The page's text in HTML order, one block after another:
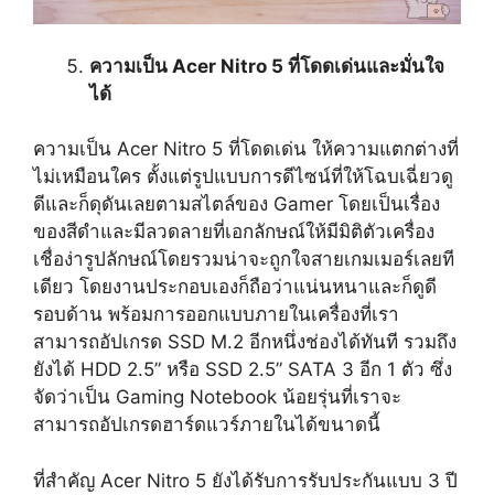
ความเป็น Acer Nitro 5 ที่โดดเด่นและมั่นใจ
ได้
ความเป็น Acer Nitro 5 ที่โดดเด่น ให้ความแตกต่างที่
ไม่เหมือนใคร ตั้งแต่รูปแบบการดีไซน์ที่ให้โฉบเฉี่ยวดู
ดีและก็ดุดันเลยตามสไตล์ของ Gamer โดยเป็นเรื่อง
ของสีดำและมีลวดลายที่เอกลักษณ์ให้มีมิติตัวเครื่อง
เชื่อง่ารูปลักษณ์โดยรวมน่าจะถูกใจสายเกมเมอร์เลยที
เดียว โดยงานประกอบเองก็ถือว่าแน่นหนาและก็ดูดี
รอบด้าน พร้อมการออกแบบภายในเครื่องที่เรา
สามารถอัปเกรด SSD M.2 อีกหนึ่งช่องได้ทันที รวมถึง
ยังได้ HDD 2.5” หรือ SSD 2.5” SATA 3 อีก 1 ตัว ซึ่ง
จัดว่าเป็น Gaming Notebook น้อยรุ่นที่เราจะ
สามารถอัปเกรดฮาร์ดแวร์ภายในได้ขนาดนี้
ที่สำคัญ Acer Nitro 5 ยังได้รับการรับประกันแบบ 3 ปี